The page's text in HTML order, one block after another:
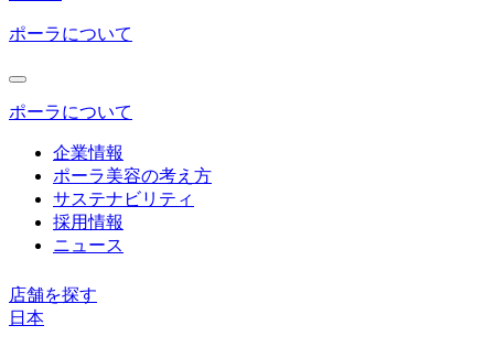
ポーラについて
ポーラについて
企業情報
ポーラ美容の考え方
サステナビリティ
採用情報
ニュース
店舗を探す
日本